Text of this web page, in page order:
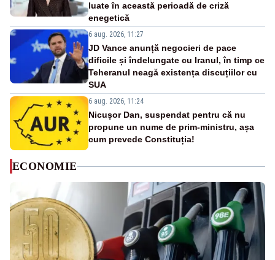
luate în această perioadă de criză
enegetică
6 aug. 2026, 11:27
JD Vance anunță negocieri de pace
dificile și îndelungate cu Iranul, în timp ce
Teheranul neagă existența discuțiilor cu
SUA
6 aug. 2026, 11:24
Nicușor Dan, suspendat pentru că nu
propune un nume de prim-ministru, așa
cum prevede Constituția!
ECONOMIE